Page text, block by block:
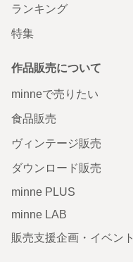
ランキング
特集
作品販売について
minneで売りたい
食品販売
ヴィンテージ販売
ダウンロード販売
minne PLUS
minne LAB
販売支援企画・イベント